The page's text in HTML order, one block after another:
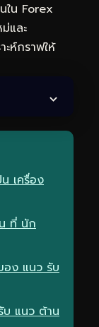
ใน Forex
และ
ห์กราฟให้
เครื่อง
ที่ นัก
ง แนว รับ
บ แนว ต้าน